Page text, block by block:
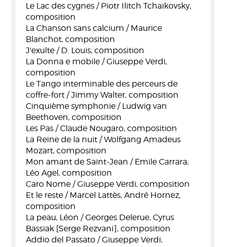
Le Lac des cygnes / Piotr Ilitch Tchaikovsky,
composition
La Chanson sans calcium / Maurice
Blanchot, composition
J'exulte / D. Louis, composition
La Donna e mobile / Giuseppe Verdi,
composition
Le Tango interminable des perceurs de
coffre-fort / Jimmy Walter, composition
Cinquième symphonie / Ludwig van
Beethoven, composition
Les Pas / Claude Nougaro, composition
La Reine de la nuit / Wolfgang Amadeus
Mozart, composition
Mon amant de Saint-Jean / Emile Carrara,
Léo Agel, composition
Caro Nome / Giuseppe Verdi, composition
Et le reste / Marcel Lattès, André Hornez,
composition
La peau, Léon / Georges Delerue, Cyrus
Bassiak [Serge Rezvani], composition
Addio del Passato / Giuseppe Verdi,